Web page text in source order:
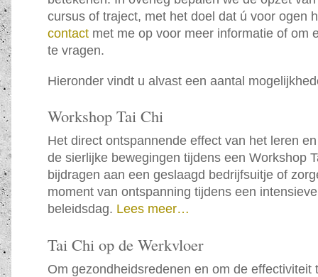
cursus of traject, met het doel dat ú voor ogen
contact met me op voor meer informatie of om
te vragen.
Hieronder vindt u alvast een aantal
Workshop Tai Chi
Het direct ontspannende effect van het leren
de sierlijke bewegingen tijdens een Workshop
bijdragen aan een geslaagd bedrijfsuitje of
moment van ontspanning tijdens een
beleidsdag. Lees meer…
Tai Chi op de Werkvloer
Om gezondheidsredenen en om de effectiviteit